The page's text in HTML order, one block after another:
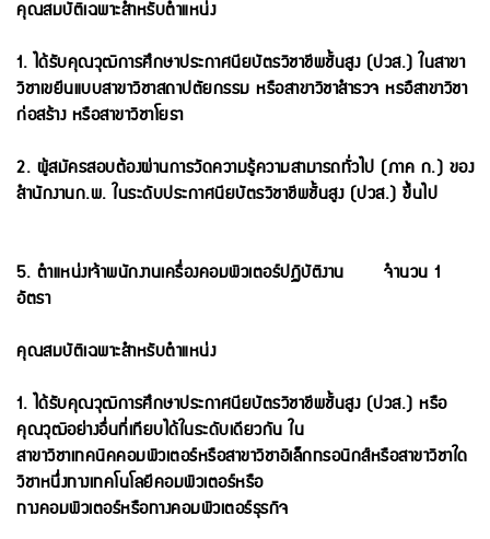
คุณสมบัติเฉพาะสําหรับตําแหน่ง
1. ได้รับคุณวุฒิการศึกษาประกาศนียบัตรวิชาชีพชั้นสูง (ปวส.) ในสาขา
วิชาเขยีนแบบสาขาวิชาสถาปตัยกรรม หรือสาขาวิชาสํารวจ หรอืสาขาวิชา
ก่อสร้าง หรือสาขาวิชาโยธา
2. ผู้สมัครสอบต้องผ่านการวัดความรู้ความสามารถทั่วไป (ภาค ก.) ของ
สํานักงานก.พ. ในระดับประกาศนียบัตรวิชาชีพชั้นสูง (ปวส.) ขึ้นไป
5. ตําแหน่งเจ้าพนักงานเครื่องคอมพิวเตอร์ปฏิบัติงาน จํานวน 1
อัตรา
คุณสมบัติเฉพาะสําหรับตําแหน่ง
1. ได้รับคุณวุฒิการศึกษาประกาศนียบัตรวิชาชีพชั้นสูง (ปวส.) หรือ
คุณวุฒิอย่างอื่นที่เทียบได้ในระดับเดียวกัน ใน
สาขาวิชาเทคนิคคอมพิวเตอร์หรือสาขาวิชาอิเล็กทรอนิกส์หรือสาขาวิชาใด
วิชาหนึ่งทางเทคโนโลยีคอมพิวเตอร์หรือ
ทางคอมพิวเตอร์หรือทางคอมพิวเตอร์ธุรกิจ